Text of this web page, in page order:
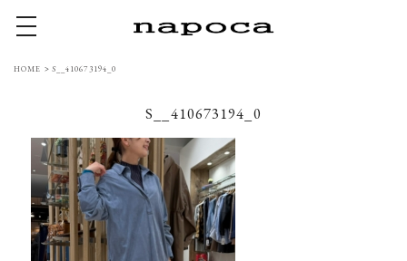
toggle navigation
HOME >S__410673194_0
S__410673194_0